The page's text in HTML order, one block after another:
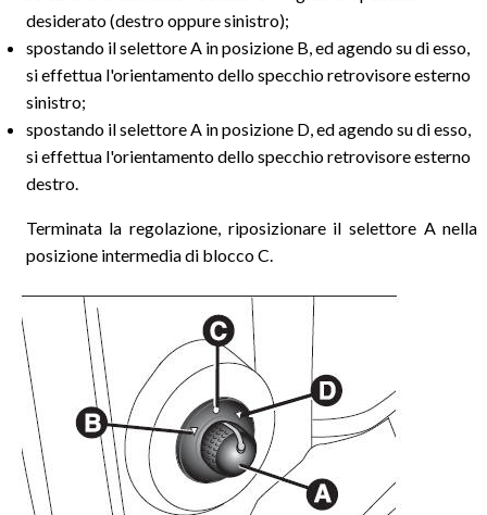
desiderato (destro oppure sinistro);
spostando il selettore A in posizione B, ed agendo su di esso,
si effettua l'orientamento dello specchio retrovisore esterno
sinistro;
spostando il selettore A in posizione D, ed agendo su di esso,
si effettua l'orientamento dello specchio retrovisore esterno
destro.
Terminata la regolazione, riposizionare il selettore A nella
posizione intermedia di blocco C.